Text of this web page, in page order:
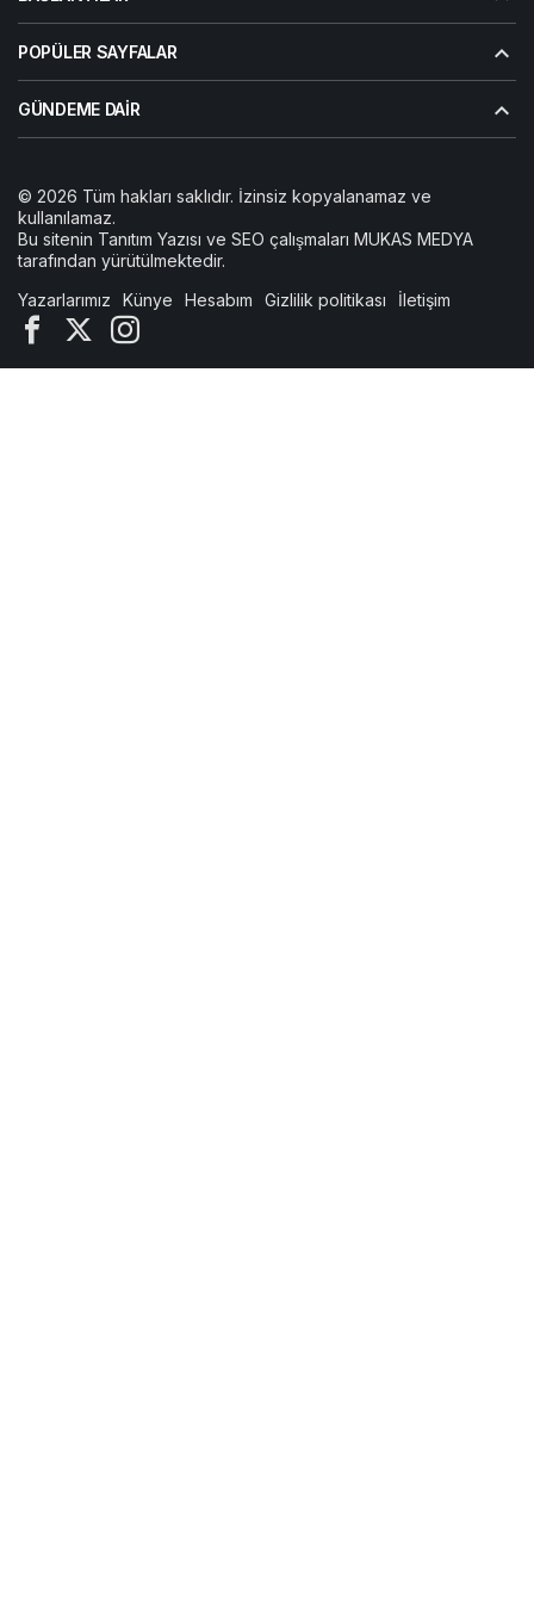
POPÜLER SAYFALAR
GÜNDEME DAIR
© 2026 Tüm hakları saklıdır. İzinsiz kopyalanamaz ve
kullanılamaz.
Bu sitenin Tanıtım Yazısı ve SEO çalışmaları MUKAS MEDYA
tarafından yürütülmektedir.
Yazarlarımız
Künye Hesabım Gizlilik politikası İletişim